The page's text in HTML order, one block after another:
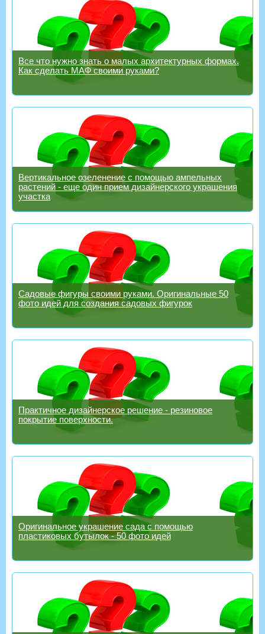
Все что нужно знать о малых архитектурных формах.
Как сделать МАФ своими руками?
Вертикальное озеленение с помощью ампельных
растений - еще один прием дизайнерского украшения
участка
Садовые фигуры своими руками. Оригинальные 50
фото идей для создания садовых фигурок
Практичное дизайнерское решение - резиновое
покрытие поверхности.
Оригинальное украшение сада с помощью
пластиковых бутылок - 50 фото идей